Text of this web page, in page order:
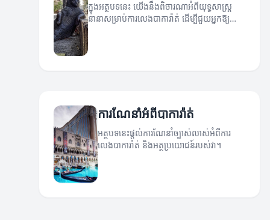
ក្នុងអត្ថបទនេះ យើងនឹងពិចារណាអំពីយុទ្ធសាស្ត្រ
នានាសម្រាប់ការលេងបាការ៉ាត់ ដើម្បីជួយអ្នកឱ្យ
ការណែនាំអំពីបាការ៉ាត់
អត្ថបទនេះផ្តល់ការណែនាំច្បាស់លាស់អំពីការ
លេងបាការ៉ាត់ និងអត្ថប្រយោជន៍របស់វា។